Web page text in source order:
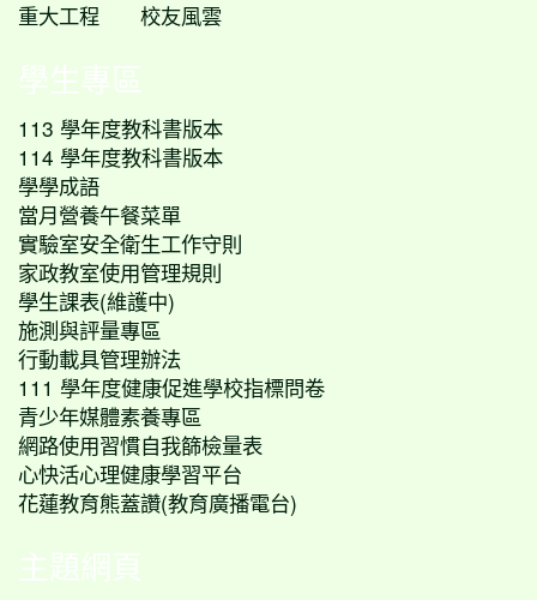
重大工程
校友風雲
學生專區
113 學年度教科書版本
114 學年度教科書版本
學學成語
當月營養午餐菜單
實驗室安全衛生工作守則
家政教室使用管理規則
學生課表(維護中)
施測與評量專區
行動載具管理辦法
111 學年度健康促進學校指標問卷
青少年媒體素養專區
網路使用習慣自我篩檢量表
心快活心理健康學習平台
花蓮教育熊蓋讚(教育廣播電台)
主題網頁